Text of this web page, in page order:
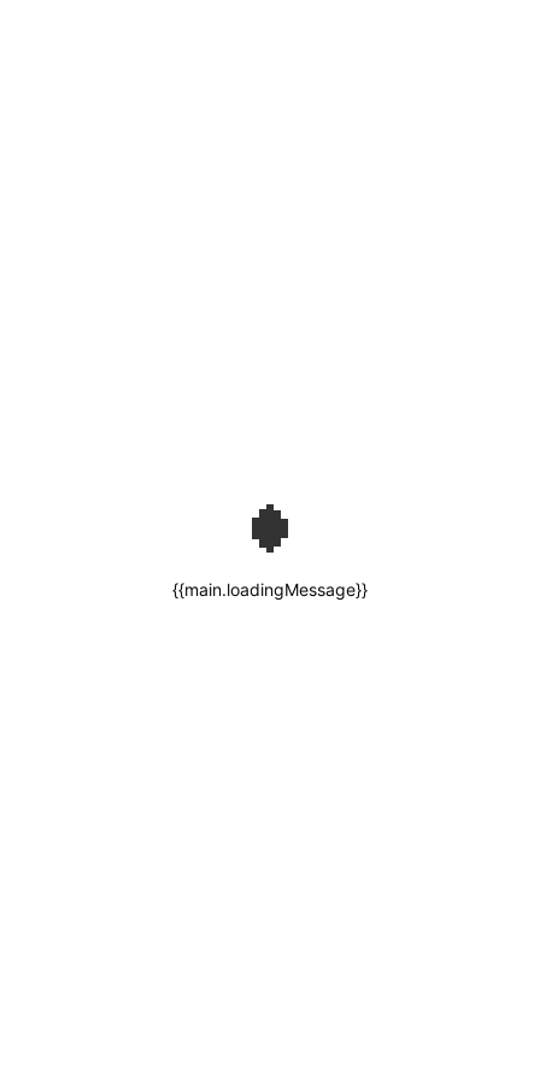
{{main.loadingMessage}}